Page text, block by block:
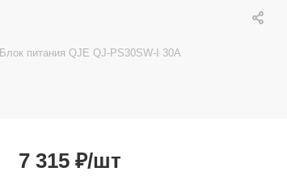
Блок питания QJE QJ-PS30SW-I 30А
7 315 ₽/шт